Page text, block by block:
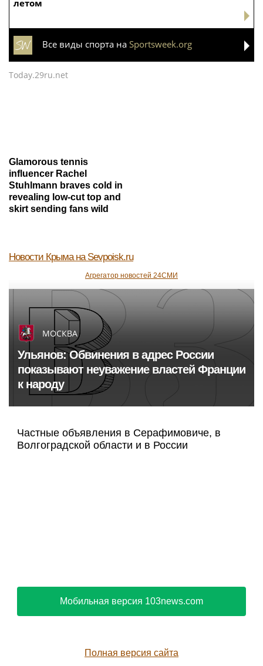
летом
Все виды спорта на Sportsweek.org
Today.29ru.net
Glamorous tennis
influencer Rachel
Stuhlmann braves cold in
revealing low-cut top and
skirt sending fans wild
Новости Крыма на Sevpoisk.ru
Агрегатор новостей 24СМИ
МОСКВА
Ульянов: Обвинения в адрес России
показывают неуважение властей Франции
к народу
Частные объявления в Серафимовиче, в
Волгоградской области и в России
Мобильная версия 103news.com
Полная версия сайта